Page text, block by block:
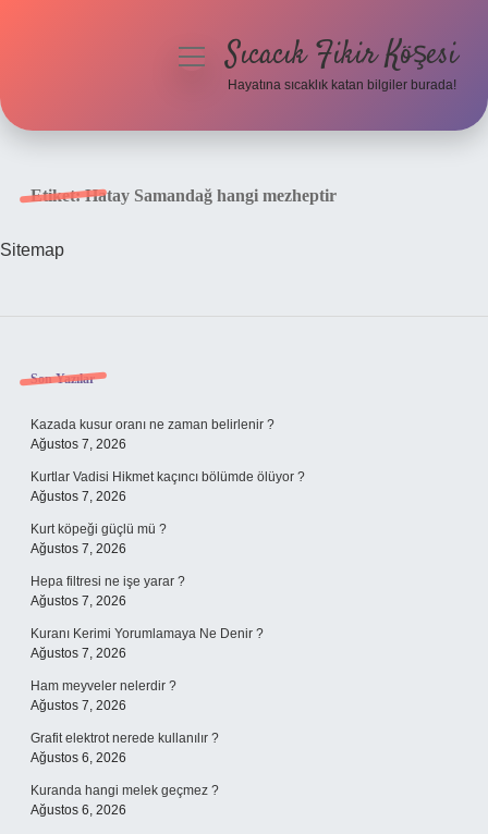
menüyüSıcacık Fikir Köşesi
Hayatına sıcaklık katan bilgiler burada!
Etiket:Hatay Samandağ hangi mezheptir
Sitemap
Sidebar
Son Yazılar
Kazada kusur oranı ne zaman belirlenir ?
Ağustos 7, 2026
Kurtlar Vadisi Hikmet kaçıncı bölümde ölüyor ?
Ağustos 7, 2026
Kurt köpeği güçlü mü ?
Ağustos 7, 2026
Hepa filtresi ne işe yarar ?
Ağustos 7, 2026
Kuranı Kerimi Yorumlamaya Ne Denir ?
Ağustos 7, 2026
Ham meyveler nelerdir ?
Ağustos 7, 2026
Grafit elektrot nerede kullanılır ?
Ağustos 6, 2026
Kuranda hangi melek geçmez ?
Ağustos 6, 2026